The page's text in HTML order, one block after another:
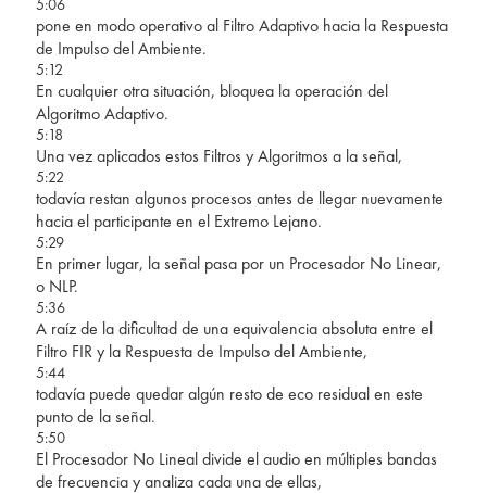
5:06
pone en modo operativo al Filtro Adaptivo hacia la Respuesta
de Impulso del Ambiente.
5:12
En cualquier otra situación, bloquea la operación del
Algoritmo Adaptivo.
5:18
Una vez aplicados estos Filtros y Algoritmos a la señal,
5:22
todavía restan algunos procesos antes de llegar nuevamente
hacia el participante en el Extremo Lejano.
5:29
En primer lugar, la señal pasa por un Procesador No Linear,
o NLP.
5:36
A raíz de la dificultad de una equivalencia absoluta entre el
Filtro FIR y la Respuesta de Impulso del Ambiente,
5:44
todavía puede quedar algún resto de eco residual en este
punto de la señal.
5:50
El Procesador No Lineal divide el audio en múltiples bandas
de frecuencia y analiza cada una de ellas,